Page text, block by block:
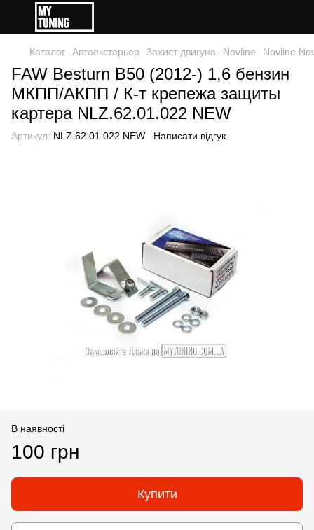
Каталог Автоекстерьер Захист двигуна Novline Novline
FAW Besturn B50 (2012-) 1,6 бензин
МКПП/АКПП / К-т крепежа защиты
картера NLZ.62.01.022 NEW
Артикул: NLZ.62.01.022 NEW Написати відгук
В наявності
100 грн
Купити